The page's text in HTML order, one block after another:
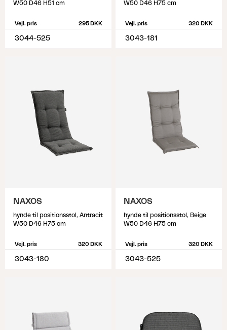
W50 D46 H51 cm
Vejl. pris 295 DKK
3044-525
W50 D46 H75 cm
Vejl. pris 320 DKK
3043-181
NAXOS
hynde til positionsstol, Antracit
W50 D46 H75 cm
Vejl. pris 320 DKK
3043-180
NAXOS
hynde til positionsstol, Beige
W50 D46 H75 cm
Vejl. pris 320 DKK
3043-525